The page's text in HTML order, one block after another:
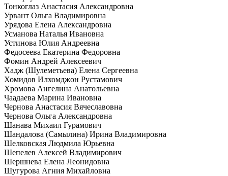
Тонкоглаз Анастасия Александровна
Урвант Ольга Владимировна
Урядова Елена Александровна
Усманова Наталья Ивановна
Устинова Юлия Андреевна
Федосеева Екатерина Федоровна
Фомин Андрей Алексеевич
Хадж (Шулеметьева) Елена Сергеевна
Хомидов Илхомджон Рустамович
Хромова Ангелина Анатольевна
Чаадаева Марина Ивановна
Чернова Анастасия Вячеславовна
Чернова Ольга Александровна
Шанава Михаил Гурамович
Шандалова (Самылина) Ирина Владимировна
Шелковская Людмила Юрьевна
Шепелев Алексей Владимирович
Шершнева Елена Леонидовна
Шугурова Агния Михайловна